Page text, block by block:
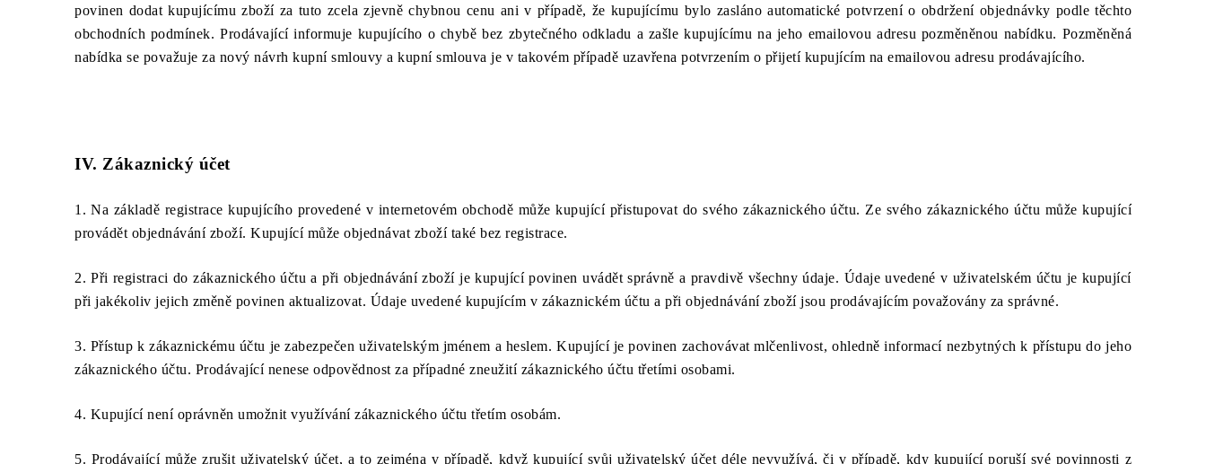
povinen dodat kupujícímu zboží za tuto zcela zjevně chybnou cenu ani v případě, že kupujícímu bylo zasláno automatické potvrzení o obdržení objednávky podle těchto
obchodních podmínek. Prodávající informuje kupujícího o chybě bez zbytečného odkladu a zašle kupujícímu na jeho emailovou adresu pozměněnou nabídku. Pozměněná
nabídka se považuje za nový návrh kupní smlouvy a kupní smlouva je v takovém případě uzavřena potvrzením o přijetí kupujícím na emailovou adresu prodávajícího.
IV. Zákaznický účet
1. Na základě registrace kupujícího provedené v internetovém obchodě může kupující přistupovat do svého zákaznického účtu. Ze svého zákaznického účtu může kupující
provádět objednávání zboží. Kupující může objednávat zboží také bez registrace.
2. Při registraci do zákaznického účtu a při objednávání zboží je kupující povinen uvádět správně a pravdivě všechny údaje. Údaje uvedené v uživatelském účtu je kupující
při jakékoliv jejich změně povinen aktualizovat. Údaje uvedené kupujícím v zákaznickém účtu a při objednávání zboží jsou prodávajícím považovány za správné.
3. Přístup k zákaznickému účtu je zabezpečen uživatelským jménem a heslem. Kupující je povinen zachovávat mlčenlivost, ohledně informací nezbytných k přístupu do jeho
zákaznického účtu. Prodávající nenese odpovědnost za případné zneužití zákaznického účtu třetími osobami.
4. Kupující není oprávněn umožnit využívání zákaznického účtu třetím osobám.
5. Prodávající může zrušit uživatelský účet, a to zejména v případě, když kupující svůj uživatelský účet déle nevyužívá, či v případě, kdy kupující poruší své povinnosti z